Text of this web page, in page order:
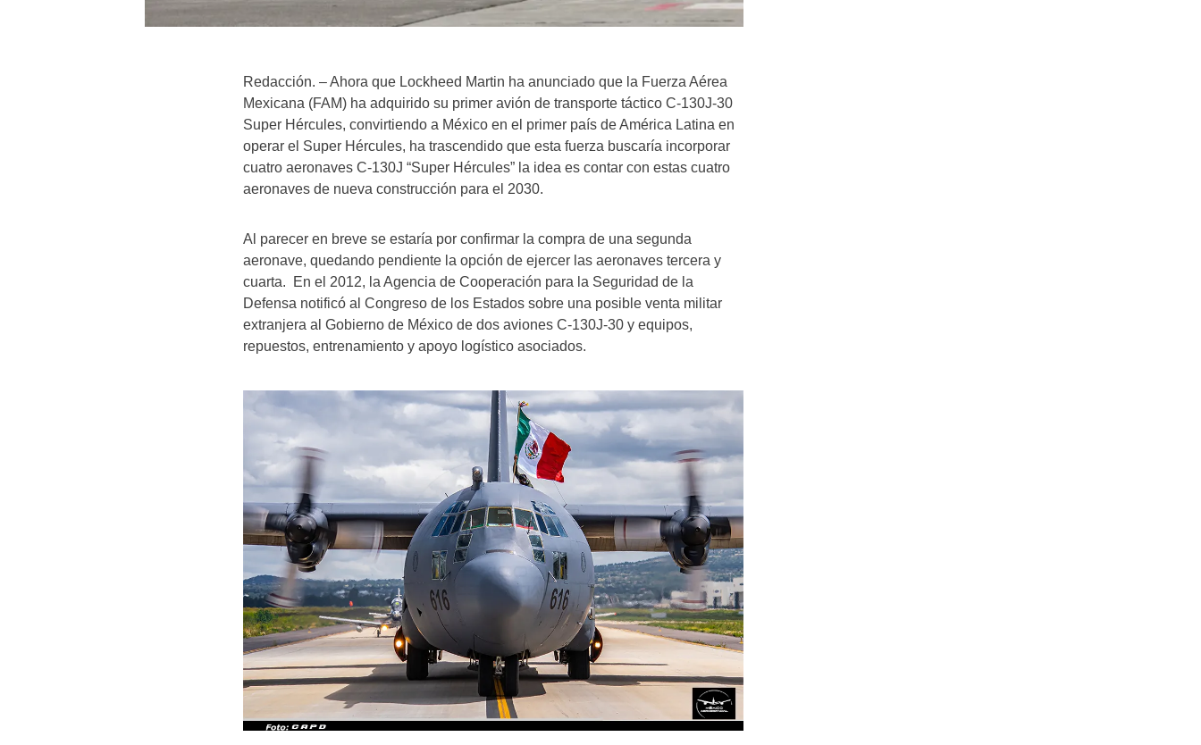
Redacción. – Ahora que Lockheed Martin ha anunciado que la Fuerza Aérea
Mexicana (FAM) ha adquirido su primer avión de transporte táctico C-130J-30
Super Hércules, convirtiendo a México en el primer país de América Latina en
operar el Super Hércules, ha trascendido que esta fuerza buscaría incorporar
cuatro aeronaves C-130J “Super Hércules” la idea es contar con estas cuatro
aeronaves de nueva construcción para el 2030.
Al parecer en breve se estaría por confirmar la compra de una segunda
aeronave, quedando pendiente la opción de ejercer las aeronaves tercera y
cuarta. En el 2012, la Agencia de Cooperación para la Seguridad de la
Defensa notificó al Congreso de los Estados sobre una posible venta militar
extranjera al Gobierno de México de dos aviones C-130J-30 y equipos,
repuestos, entrenamiento y apoyo logístico asociados.